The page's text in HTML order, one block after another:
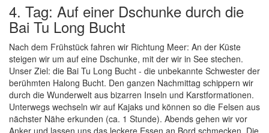
4. Tag: Auf einer Dschunke durch die
Bai Tu Long Bucht
Nach dem Frühstück fahren wir Richtung Meer: An der Küste
steigen wir um auf eine Dschunke, mit der wir in See stechen.
Unser Ziel: die Bai Tu Long Bucht - die unbekannte Schwester der
berühmten Halong Bucht. Den ganzen Nachmittag schippern wir
durch die Wunderwelt aus bizarren Inseln und Karstformationen.
Unterwegs wechseln wir auf Kajaks und können so die Felsen aus
nächster Nähe erkunden (ca. 1 Stunde). Abends gehen wir vor